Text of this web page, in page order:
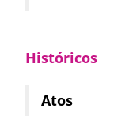
Históricos
Atos